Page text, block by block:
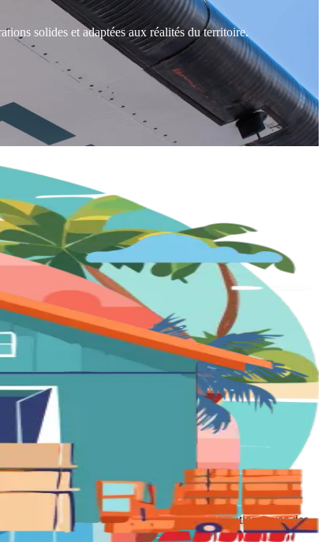
solides et adaptées aux réalités du territoire.
Airline vous accompagne avec des solutions de fret
le transport de matériel, d’équipements médicaux, de
? Motu Link Airline privilégie les collaborations avec des